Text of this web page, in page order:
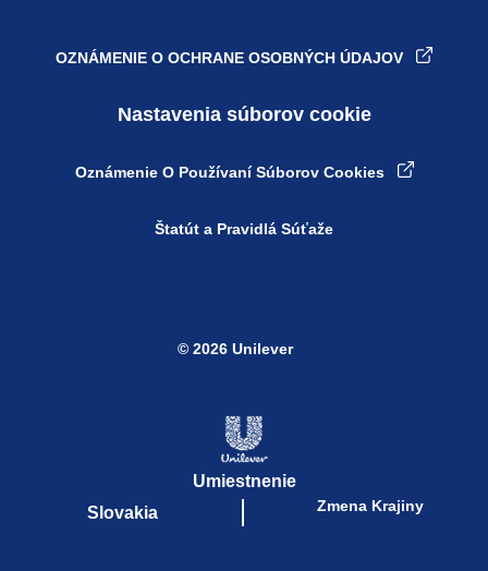
OZNÁMENIE O OCHRANE OSOBNÝCH ÚDAJOV
Nastavenia súborov cookie
Oznámenie O Používaní Súborov Cookies
Štatút a Pravidlá Súťaže
Umiestnenie
Slovakia
Zmena Krajiny
© 2026 Unilever